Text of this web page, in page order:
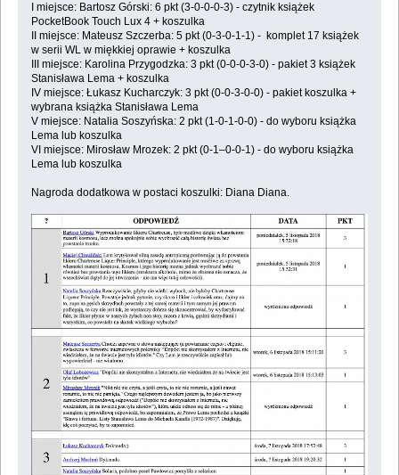
I miejsce: Bartosz Górski: 6 pkt (3-0-0-0-3) - czytnik książek
PocketBook Touch Lux 4 + koszulka
II miejsce: Mateusz Szczerba: 5 pkt (0-3-0-1-1) - komplet 17 książek
w serii WL w miękkiej oprawie + koszulka
III miejsce: Karolina Przygodzka: 3 pkt (0-0-0-3-0) - pakiet 3 książek
Stanisława Lema + koszulka
IV miejsce: Łukasz Kucharczyk: 3 pkt (0-0-3-0-0) - pakiet koszulka +
wybrana książka Stanisława Lema
V miejsce: Natalia Soszyńska: 2 pkt (1-0-1-0-0) - do wyboru książka
Lema lub koszulka
VI miejsce: Mirosław Mrozek: 2 pkt (0-1–0-0-1) - do wyboru książka
Lema lub koszulka
Nagroda dodatkowa w postaci koszulki: Diana Diana.